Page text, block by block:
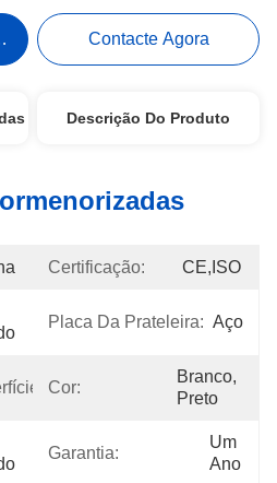
Contacte Agora
Descrição Do Produto
Certificação: CE,ISO
Placa Da Prateleira: Aço
Revestimento
Do Pó
Cor:
Branco,
Preto
Garantia:
Um
Ano